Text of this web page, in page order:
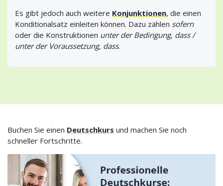
Es gibt jedoch auch weitere Konjunktionen, die einen
Konditionalsatz einleiten können. Dazu zählen sofern
oder die Konstruktionen unter der Bedingung, dass /
unter der Voraussetzung, dass.
Buchen Sie einen Deutschkurs und machen Sie noch
schneller Fortschritte.